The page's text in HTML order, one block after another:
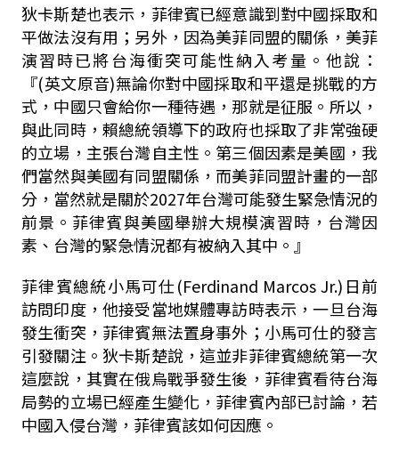
狄卡斯楚也表示，菲律賓已經意識到對中國採取和
平做法沒有用；另外，因為美菲同盟的關係，美菲
演習時已將台海衝突可能性納入考量。他說：
『(英文原音)無論你對中國採取和平還是挑戰的方
式，中國只會給你一種待遇，那就是征服。所以，
與此同時，賴總統領導下的政府也採取了非常強硬
的立場，主張台灣自主性。第三個因素是美國，我
們當然與美國有同盟關係，而美菲同盟計畫的一部
分，當然就是關於2027年台灣可能發生緊急情況的
前景。菲律賓與美國舉辦大規模演習時，台灣因
素、台灣的緊急情況都有被納入其中。』
菲律賓總統小馬可仕(Ferdinand Marcos Jr.) 日前
訪問印度，他接受當地媒體專訪時表示，一旦台海
發生衝突，菲律賓無法置身事外；小馬可仕的發言
引發關注。狄卡斯楚說，這並非菲律賓總統第一次
這麼說，其實在俄烏戰爭發生後，菲律賓看待台海
局勢的立場已經產生變化，菲律賓內部已討論，若
中國入侵台灣，菲律賓該如何因應。